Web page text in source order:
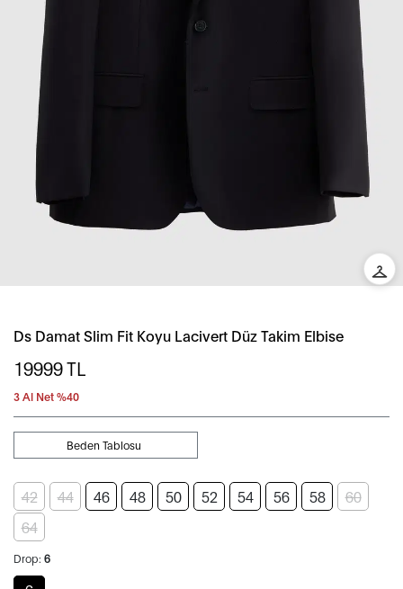
Ds Damat Slim Fit Koyu Lacivert Düz Takim Elbise
19999TL
3 Al Net %40
Beden Tablosu
42 44 46 48 50 52 54 56 58
60
64
Drop: 6